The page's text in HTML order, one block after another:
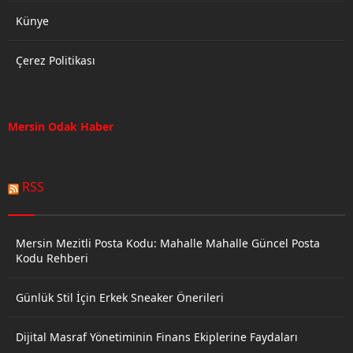
Künye
Çerez Politikası
Mersin Odak Haber
RSS
Mersin Mezitli Posta Kodu: Mahalle Mahalle Güncel Posta
Kodu Rehberi
Günlük Stil İçin Erkek Sneaker Önerileri
Dijital Masraf Yönetiminin Finans Ekiplerine Faydaları